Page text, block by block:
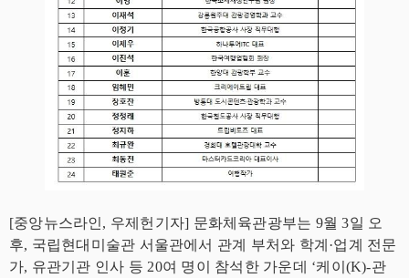
[중앙뉴스라인, 우제헌기자] 문화체육관광부는 9월 3일 오
후, 국립현대미술관 서울관에서 관계 부처와 학계·업계 전문
가, 유관기관 인사 등 20여 명이 참석한 가운데 ‘케이(K)-관